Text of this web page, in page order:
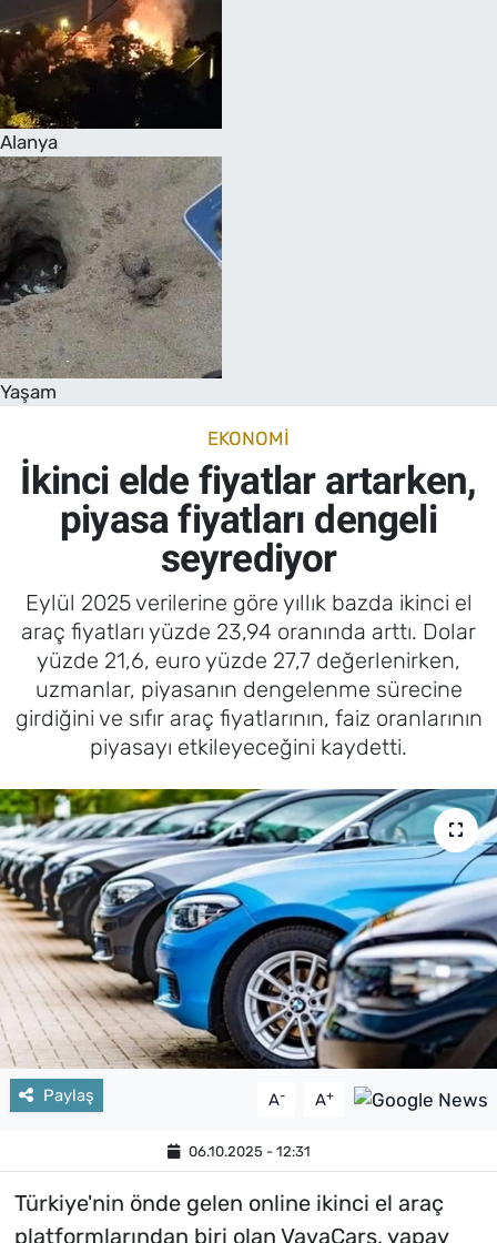
Alanya
Yaşam
EKONOMI
İkinci elde fiyatlar artarken,
piyasa fiyatları dengeli
seyrediyor
Eylül 2025 verilerine göre yıllık bazda ikinci el
araç fiyatları yüzde 23,94 oranında arttı. Dolar
yüzde 21,6, euro yüzde 27,7 değerlenirken,
uzmanlar, piyasanın dengelenme sürecine
girdiğini ve sıfır araç fiyatlarının, faiz oranlarının
piyasayı etkileyeceğini kaydetti.
Paylaş A- A+
06.10.2025 - 12:31
Türkiye'nin önde gelen online ikinci el araç
platformlarından biri olan VavaCars, yapay